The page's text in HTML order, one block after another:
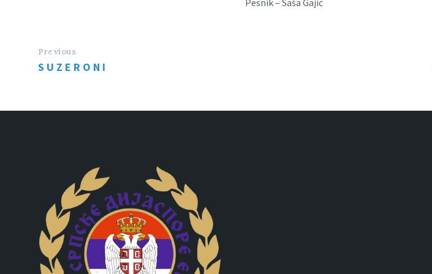
Pesnik – Saša Gajić
Previous
S U Z E R O N I